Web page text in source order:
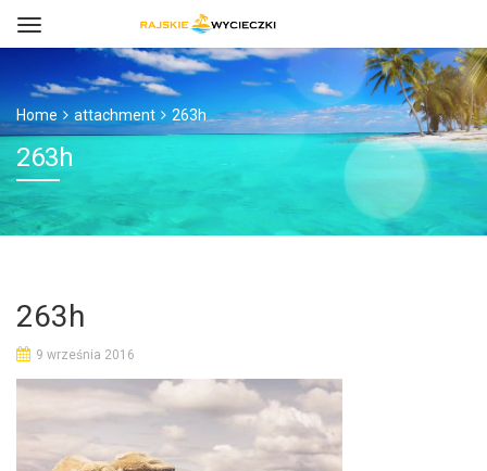
Home attachment 263h
263h
263h
9 września 2016